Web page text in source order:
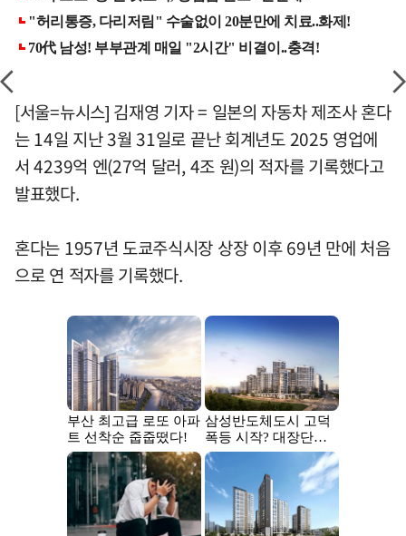
[서울=뉴시스] 김재영 기자 = 일본의 자동차 제조사 혼다
는 14일 지난 3월 31일로 끝난 회계년도 2025 영업에
서 4239억 엔(27억 달러, 4조 원)의 적자를 기록했다고
발표했다.
혼다는 1957년 도쿄주식시장 상장 이후 69년 만에 처음
으로 연 적자를 기록했다.